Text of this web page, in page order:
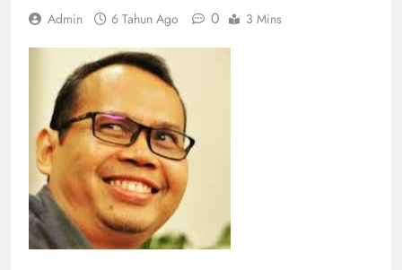
Admin 6 Tahun Ago 0 3 Mins